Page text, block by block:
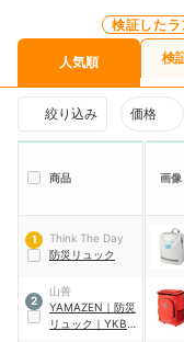
人気順
検証した
検
絞り込み 価格
商品 画像
1
Think The Day
防災リュック
2
山善
YAMAZEN ｜ 防災
リュック ｜ YKB-